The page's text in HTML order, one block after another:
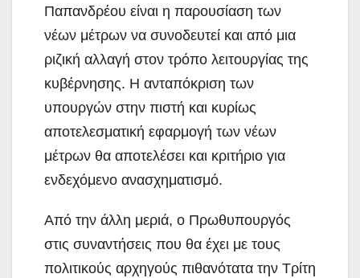
Παπανδρέου είναι η παρουσίαση των
νέων μέτρων να συνοδευτεί και από μια
ριζική αλλαγή στον τρόπο λειτουργίας της
κυβέρνησης. Η ανταπόκριση των
υπουργών στην πιστή και κυρίως
αποτελεσματική εφαρμογή των νέων
μέτρων θα αποτελέσει και κριτήριο για
ενδεχόμενο ανασχηματισμό.
Από την άλλη μεριά, ο Πρωθυπουργός
στις συναντήσεις που θα έχει με τους
πολιτικούς αρχηγούς πιθανότατα την Τρίτη